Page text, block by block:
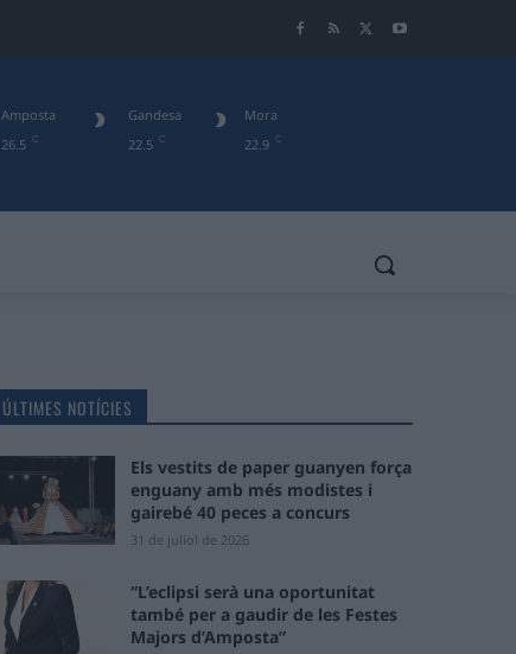
26.5 C
Amposta
22.5 C
Gandesa
22.9 C
Mora
ÚLTIMES NOTÍCIES
Els vestits de paper guanyen força
enguany amb més modistes i
gairebé 40 peces a concurs
31 de juliol de 2026
“L’eclipsi serà una oportunitat
també per a gaudir de les Festes
Majors d’Amposta”